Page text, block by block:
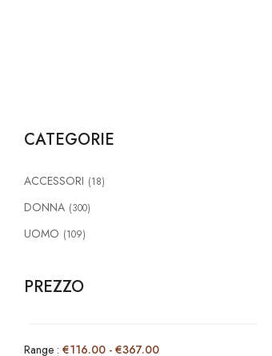
CATEGORIE
ACCESSORI (18)
DONNA (300)
UOMO (109)
PREZZO
Range : €116.00 - €367.00